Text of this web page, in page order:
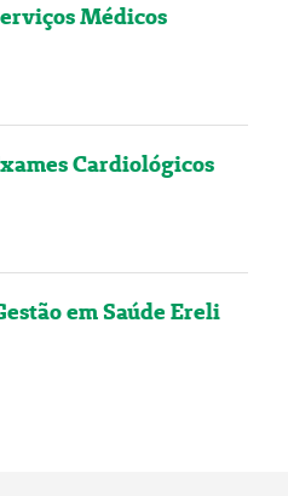
Médicos
Cardiológicos
em Saúde Ereli